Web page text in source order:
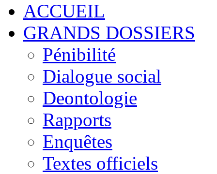
ACCUEIL
GRANDS DOSSIERS
Pénibilité
Dialogue social
Deontologie
Rapports
Enquêtes
Textes officiels